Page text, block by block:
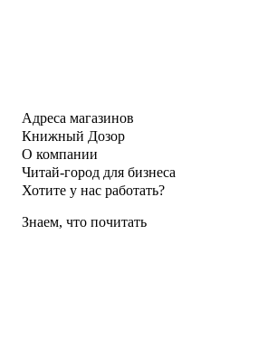
Адреса магазинов
Книжный Дозор
О компании
Читай-город для бизнеса
Хотите у нас работать?
Знаем, что почитать